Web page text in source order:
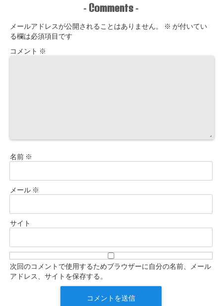
- Comments -
メールアドレスが公開されることはありません。 ※ が付いてい
る欄は必須項目です
コメント ※
名前 ※
メール ※
サイト
次回のコメントで使用するためブラウザーに自分の名前、メール
アドレス、サイトを保存する。